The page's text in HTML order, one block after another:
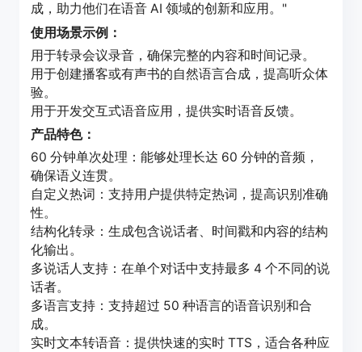
成，助力他们在语音 AI 领域的创新和应用。"
使用场景示例：
用于转录会议录音，确保完整的内容和时间记录。
用于创建播客或有声书的自然语言合成，提高听众体
验。
用于开发交互式语音应用，提供实时语音反馈。
产品特色：
60 分钟单次处理：能够处理长达 60 分钟的音频，
确保语义连贯。
自定义热词：支持用户提供特定热词，提高识别准确
性。
结构化转录：生成包含说话者、时间戳和内容的结构
化输出。
多说话人支持：在单个对话中支持最多 4 个不同的说
话者。
多语言支持：支持超过 50 种语言的语音识别和合
成。
实时文本转语音：提供快速的实时 TTS，适合各种应